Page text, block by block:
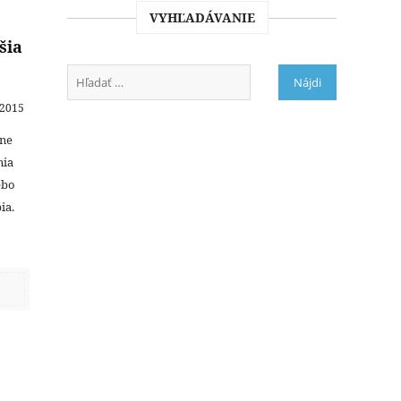
VYHĽADÁVANIE